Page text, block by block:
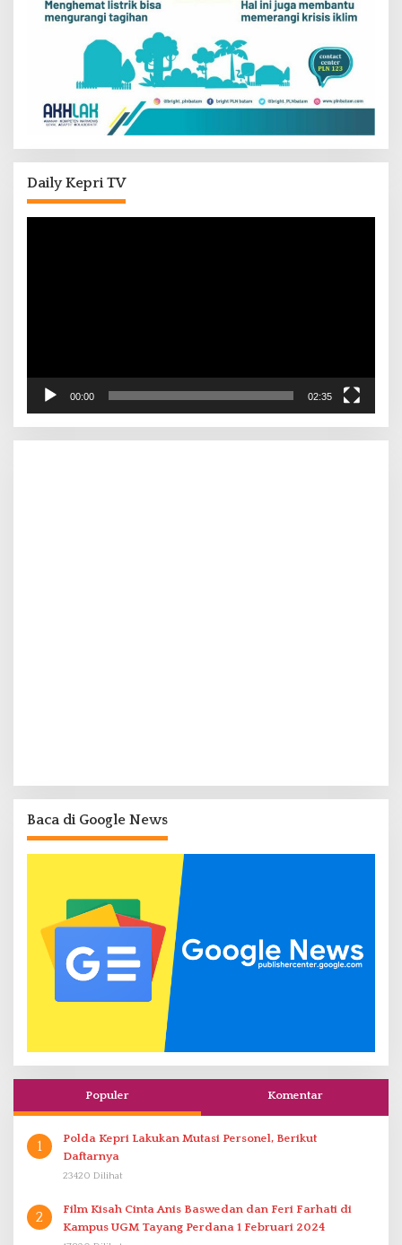
Daily Kepri TV
00:00 02:35
Baca di Google News
Populer Komentar
1
Polda Kepri Lakukan Mutasi Personel, Berikut
Daftarnya
23420 Dilihat
2
Film Kisah Cinta Anis Baswedan dan Feri Farhati di
Kampus UGM Tayang Perdana 1 Februari 2024